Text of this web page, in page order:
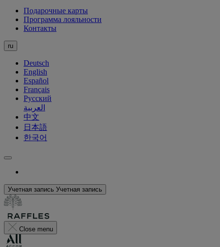
Подарочные карты
Программа лояльности
Контакты
ru
Deutsch
English
Español
Français
Русский
العربية
中文
日本語
한국어
Учетная запись Учетная запись
Close menu